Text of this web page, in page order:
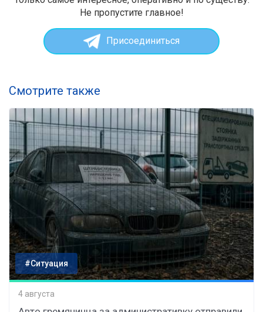
Не пропустите главное!
Присоединиться
Смотрите также
#Ситуация
4 августа